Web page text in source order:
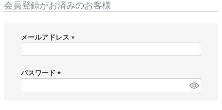
会員登録がお済みのお客様
メールアドレス
)
パスワード